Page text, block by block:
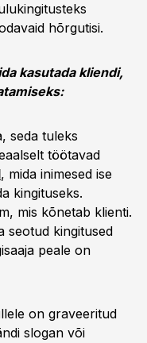
hõrgutisi.
kasutada kliendi,
seda tuleks
töötavad
, mida inimesed ise
kingituseks.
mis kõnetab klienti.
seotud kingitused
peale on
on graveeritud
slogan või